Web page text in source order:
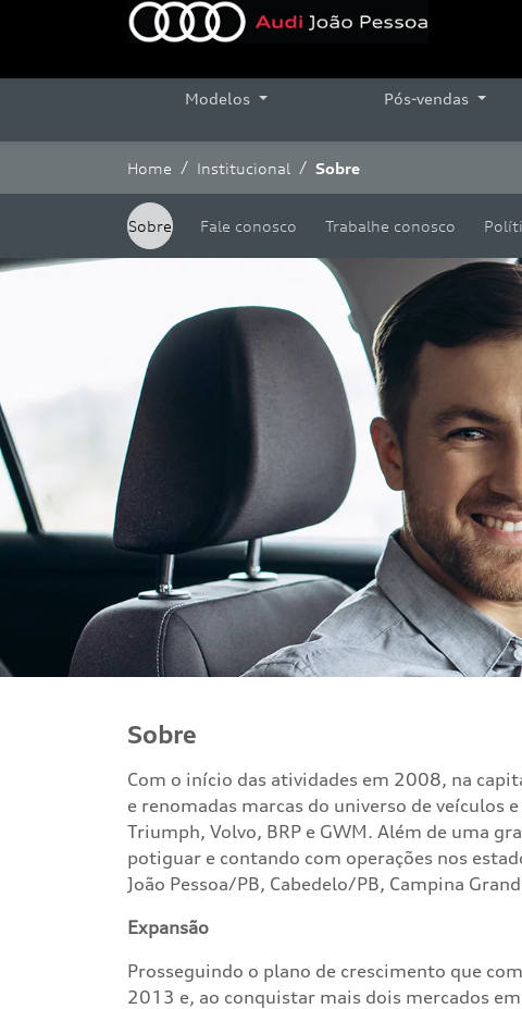
Modelos Pós-vendas
Home Institucional Sobre
Sobre Fale conosco Trabalhe conosco
Sobre
Com o início das atividades em 2008, na
e renomadas marcas do universo de veículos
Triumph, Volvo, BRP e GWM. Além de uma
potiguar e contando com operações nos
João Pessoa/PB, Cabedelo/PB, Campina
Expansão
Prosseguindo o plano de crescimento que
2013 e, ao conquistar mais dois mercados